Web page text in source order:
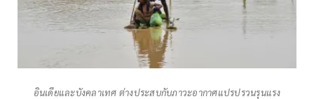
อินเดียและบังคลาเทศ ต่างประสบกับภาวะอากาศแปรปรวนรุนแรง